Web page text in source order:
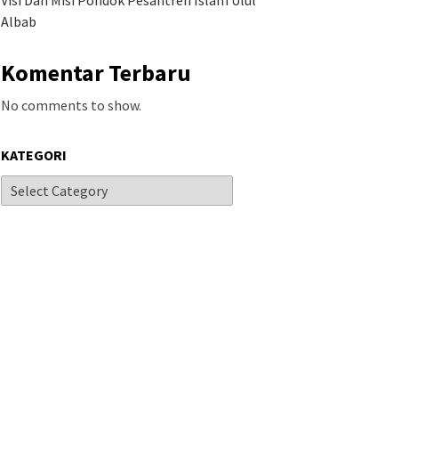
Albab
Komentar Terbaru
No comments to show.
KATEGORI